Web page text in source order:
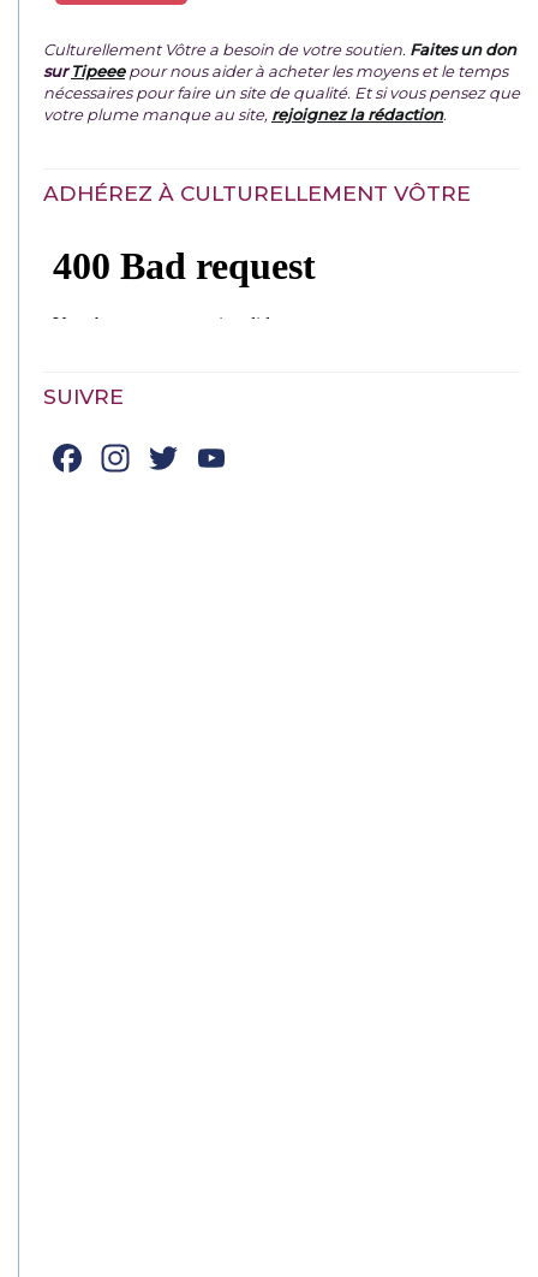
Culturellement Vôtre a besoin de votre soutien. Faites un don
surTipeeepour nous aider à acheter les moyens et le temps
nécessaires pour faire un site de qualité. Et si vous pensez que
votre plume manque au site, rejoignez la rédaction.
ADHÉREZ À CULTURELLEMENT VÔTRE
SUIVRE
Facebook
Instagram
Twitter